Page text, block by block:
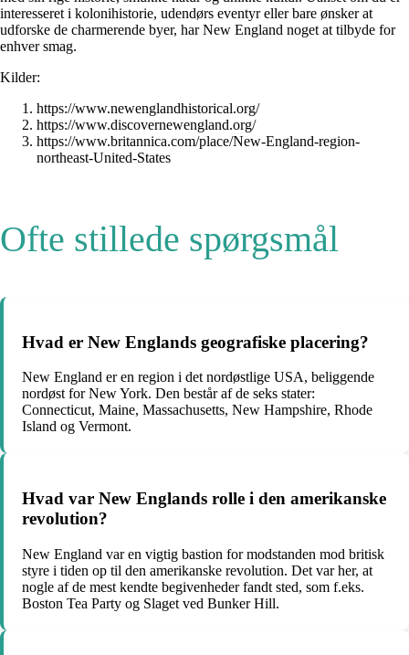
interesseret i kolonihistorie, udendørs eventyr eller bare ønsker at
udforske de charmerende byer, har New England noget at tilbyde for
enhver smag.
Kilder:
https://www.newenglandhistorical.org/
https://www.discovernewengland.org/
https://www.britannica.com/place/New-England-region-
northeast-United-States
Ofte stillede spørgsmål
Hvad er New Englands geografiske placering?
New England er en region i det nordøstlige USA, beliggende
nordøst for New York. Den består af de seks stater:
Connecticut, Maine, Massachusetts, New Hampshire, Rhode
Island og Vermont.
Hvad var New Englands rolle i den amerikanske
revolution?
New England var en vigtig bastion for modstanden mod britisk
styre i tiden op til den amerikanske revolution. Det var her, at
nogle af de mest kendte begivenheder fandt sted, som f.eks.
Boston Tea Party og Slaget ved Bunker Hill.